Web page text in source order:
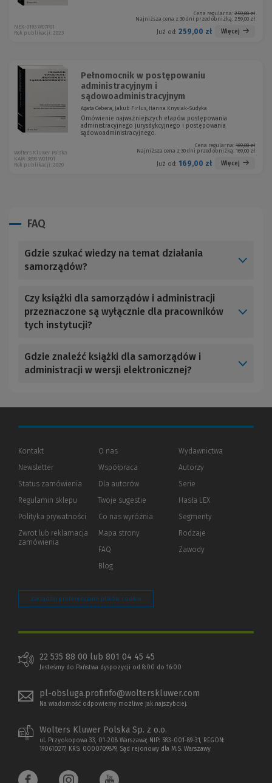
Cena regularna: 259,00 zł
Najniższa cena z 30 dni przed obniżką: 259,00 zł
Już od: 259,00 zł Więcej
NEX-0193 W07P01
Rok publikacji: 2023
Pełnomocnik w postępowaniu
administracyjnym i
sądowoadministracyjnym
Agata Cebera, Jakub Firlus, Hanna Knysiak-Sudyka
Omówienie najważniejszych etapów postępowania
administracyjnego jurysdykcyjnego i postępowania
sądowoadministracyjnego.
Cena regularna: 169,00 zł
Najniższa cena z 30 dni przed obniżką: 169,00 zł
Już od: 169,00 zł Więcej
Wolters Kluwer Polska
KAM-3898 W01P01
Rok publikacji: 2020
FAQ
Gdzie szukać wiedzy na temat działania
samorządów?
Czy książki dla samorządów i administracji
przeznaczone są wyłącznie dla pracowników
tych instytucji?
Gdzie znaleźć książki dla samorządów i
administracji w wersji elektronicznej?
Kontakt
Newsletter
Status zamówienia
Regulamin sklepu
Polityka prywatności (Nowe
(Link
innej
Zwrot lub reklamacja
zamówienia
O nas
Współpraca
Dla autorów(Nowe
(Link
innej
strony)
Twoje sugestie
Co nas wyróżnia
Mapa strony
FAQ
Blog
Wydawnictwa
Autorzy
Serie
Hasła LEX
Segmenty
Rodzaje
Zawody
Zarządzaj preferencjami plików cookie
22 535 88 00 lub 801 04 45 45
Jesteśmy do Państwa dyspozycji od 8:00 do 16:00
pl-obsluga.profinfo@wolterskluwer.com
Na wiadomość odpowiemy możliwe jak najszybciej.
Wolters Kluwer Polska Sp. z o.o.
ul. Przyokopowa 33, 01-208 Warszawa; NIP: 583-001-89-31, REGON:
190610277, KRS: 0000709879, Sąd rejonowy dla M.S. Warszawy